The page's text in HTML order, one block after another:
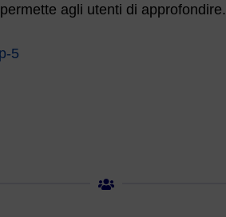
agli utenti di approfondire.
5